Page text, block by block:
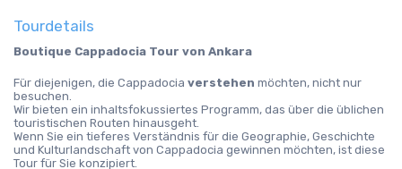
Tourdetails
Boutique Cappadocia Tour von Ankara
Für diejenigen, die Cappadocia verstehen möchten, nicht nur
besuchen.
Wir bieten ein inhaltsfokussiertes Programm, das über die üblichen
touristischen Routen hinausgeht.
Wenn Sie ein tieferes Verständnis für die Geographie, Geschichte
und Kulturlandschaft von Cappadocia gewinnen möchten, ist diese
Tour für Sie konzipiert.